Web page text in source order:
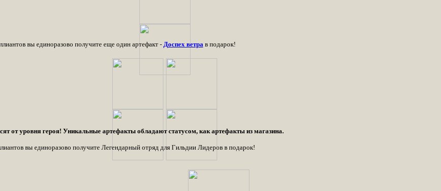
вы единоразово получите еще один артефакт -Доспех ветрав подарок!
от уровня героя! Уникальные артефакты обладают статусом, как артефакты из магазина.
вы единоразово получите Легендарный отряд для Гильдии Лидеров в подарок!